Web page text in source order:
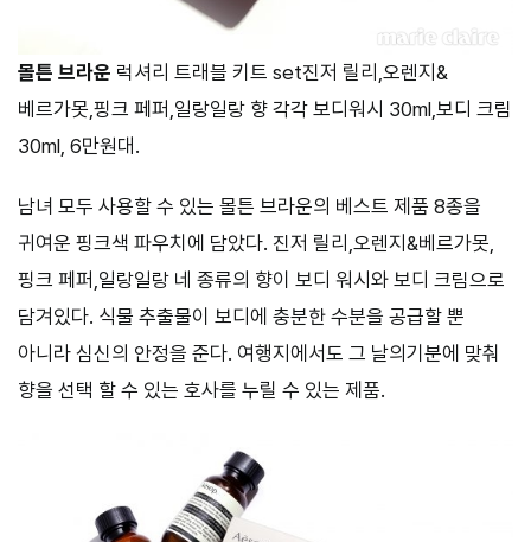
몰튼 브라운 럭셔리 트래블 키트 set진저 릴리,오렌지&
베르가못,핑크 페퍼,일랑일랑 향 각각 보디워시 30ml,보디 크림
30ml, 6만원대.
남녀 모두 사용할 수 있는 몰튼 브라운의 베스트 제품 8종을
귀여운 핑크색 파우치에 담았다. 진저 릴리,오렌지&베르가못,
핑크 페퍼,일랑일랑 네 종류의 향이 보디 워시와 보디 크림으로
담겨있다. 식물 추출물이 보디에 충분한 수분을 공급할 뿐
아니라 심신의 안정을 준다. 여행지에서도 그 날의기분에 맞춰
향을 선택 할 수 있는 호사를 누릴 수 있는 제품.